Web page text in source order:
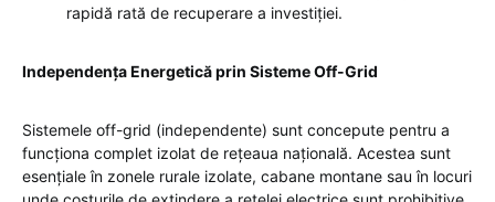
rapidă rată de recuperare a investiției.
Independența Energetică prin Sisteme Off-Grid
Sistemele off-grid (independente) sunt concepute pentru a
funcționa complet izolat de rețeaua națională. Acestea sunt
esențiale în zonele rurale izolate, cabane montane sau în locuri